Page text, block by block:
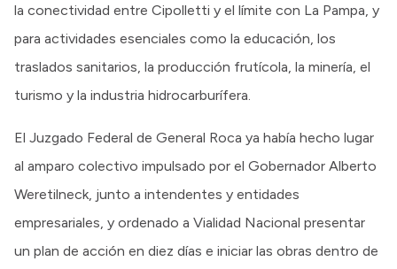
la conectividad entre Cipolletti y el límite con La Pampa, y
para actividades esenciales como la educación, los
traslados sanitarios, la producción frutícola, la minería, el
turismo y la industria hidrocarburífera.
El Juzgado Federal de General Roca ya había hecho lugar
al amparo colectivo impulsado por el Gobernador Alberto
Weretilneck, junto a intendentes y entidades
empresariales, y ordenado a Vialidad Nacional presentar
un plan de acción en diez días e iniciar las obras dentro de